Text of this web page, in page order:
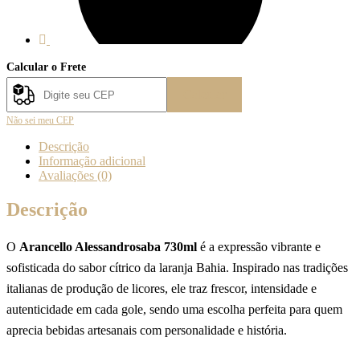
Calcular o Frete
Não sei meu CEP
Descrição
Informação adicional
Avaliações (0)
Descrição
O Arancello Alessandrosaba 730ml é a expressão vibrante e
sofisticada do sabor cítrico da laranja Bahia. Inspirado nas tradições
italianas de produção de licores, ele traz frescor, intensidade e
autenticidade em cada gole, sendo uma escolha perfeita para quem
aprecia bebidas artesanais com personalidade e história.